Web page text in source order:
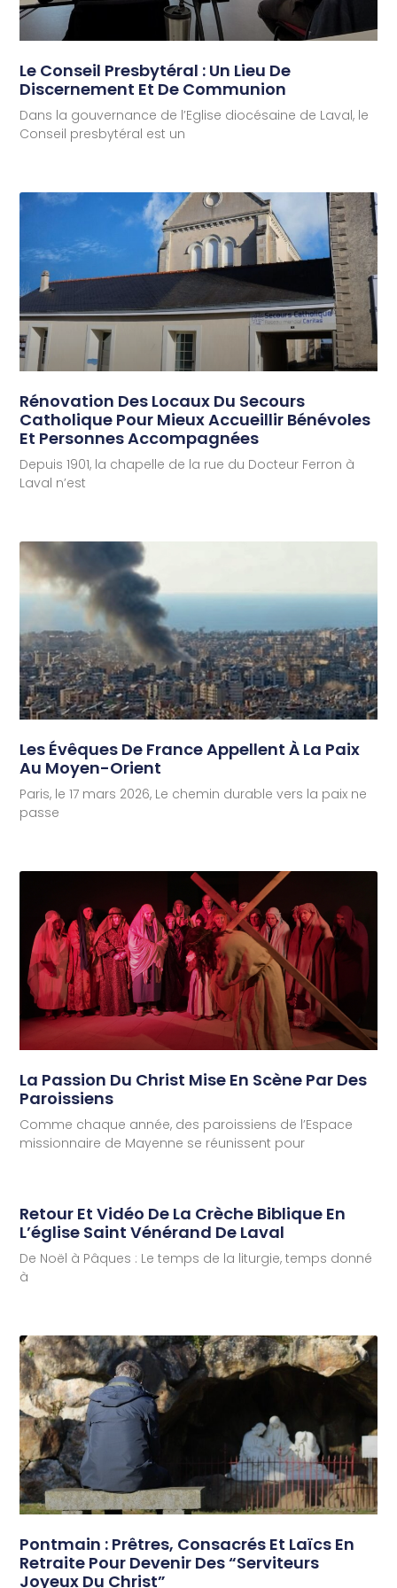
Le Conseil Presbytéral : Un Lieu De
Discernement Et De Communion
Dans la gouvernance de l’Eglise diocésaine de Laval, le
Conseil presbytéral est un
Rénovation Des Locaux Du Secours
Catholique Pour Mieux Accueillir Bénévoles
Et Personnes Accompagnées
Depuis 1901, la chapelle de la rue du Docteur Ferron à
Laval n’est
Les Évêques De France Appellent À La Paix
Au Moyen-Orient
Paris, le 17 mars 2026, Le chemin durable vers la paix ne
passe
La Passion Du Christ Mise En Scène Par Des
Paroissiens
Comme chaque année, des paroissiens de l’Espace
missionnaire de Mayenne se réunissent pour
Retour Et Vidéo De La Crèche Biblique En
L’église Saint Vénérand De Laval
De Noël à Pâques : Le temps de la liturgie, temps donné
à
Pontmain : Prêtres, Consacrés Et Laïcs En
Retraite Pour Devenir Des “serviteurs
Joyeux Du Christ”